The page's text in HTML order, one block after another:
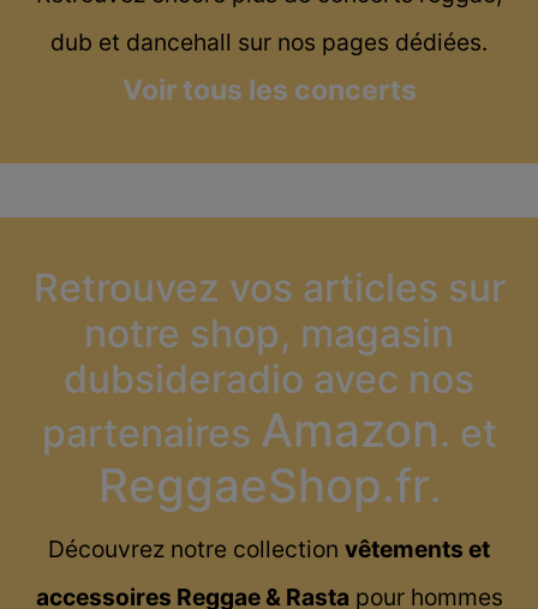
dub et dancehall sur nos pages dédiées.
Voir tous les concerts
Retrouvez vos articles sur
notre shop, magasin
dubsideradio avec nos
partenaires Amazon. et
ReggaeShop.fr.
Découvrez notre collection vêtements et
accessoires Reggae & Rasta pour hommes